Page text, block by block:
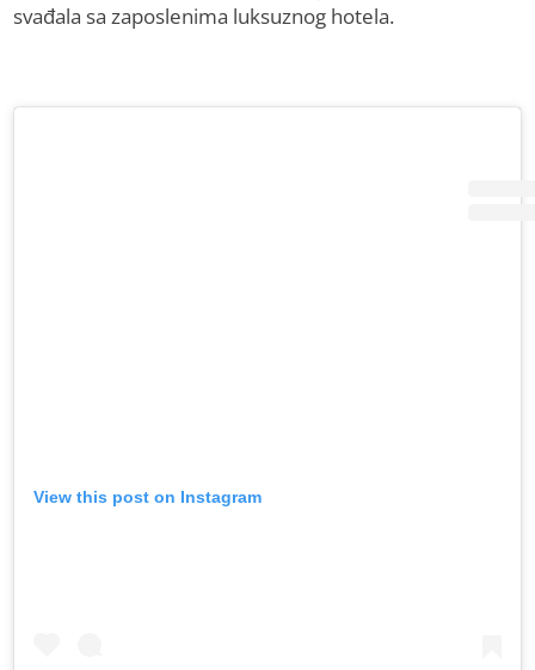
svađala sa zaposlenima luksuznog hotela.
View this post on Instagram